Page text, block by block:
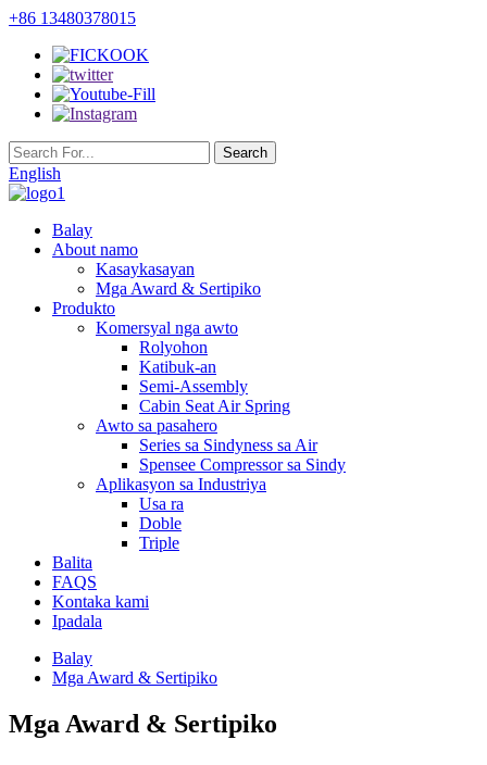
+86 13480378015
English
Balay
About namo
Kasaykasayan
Mga Award & Sertipiko
Produkto
Komersyal nga awto
Rolyohon
Katibuk-an
Semi-Assembly
Cabin Seat Air Spring
Awto sa pasahero
Series sa Sindyness sa Air
Spensee Compressor sa Sindy
Aplikasyon sa Industriya
Usa ra
Doble
Triple
Balita
FAQS
Kontaka kami
Ipadala
Balay
Mga Award & Sertipiko
Mga Award & Sertipiko